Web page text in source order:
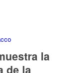
la
de la